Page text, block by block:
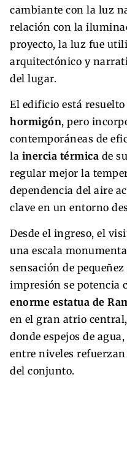
cambiante con la luz
relación con la
proyecto, la luz fue
arquitectónico y
del lugar.
El edificio está
hormigón, pero
contemporáneas de
la inercia térmica de
regular mejor la
dependencia del aire
clave en un entorno
Desde el ingreso, el
una escala
sensación de
impresión se potencia
enorme estatua de
en el gran atrio
donde espejos de
entre niveles
del conjunto.